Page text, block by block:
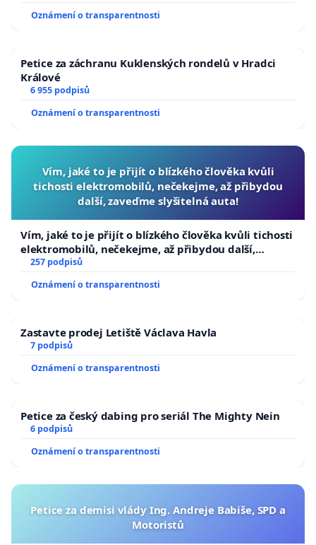
Oznámení o transparentnosti
Petice za záchranu Kuklenských rondelů v Hradci
Králové
6 955 podpisů
Oznámení o transparentnosti
Vím, jaké to je přijít o blízkého člověka kvůli
tichosti elektromobilů, nečekejme, až přibydou
další, zaveďme slyšitelná auta!
Vím, jaké to je přijít o blízkého člověka kvůli tichosti
elektromobilů, nečekejme, až přibydou další,
zaveďme slyšitelná auta!
257 podpisů
Oznámení o transparentnosti
Zastavte prodej Letiště Václava Havla
7 podpisů
Oznámení o transparentnosti
Petice za český dabing pro seriál The Mighty Nein
6 podpisů
Oznámení o transparentnosti
Petice za demisi vlády Ing. Andreje Babiše, SPD a
Motoristů